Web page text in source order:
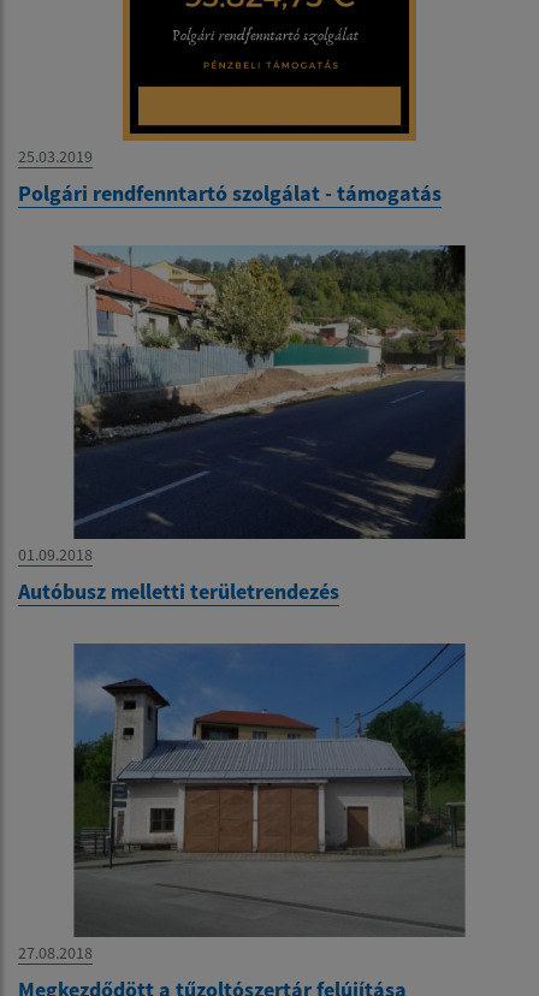
25.03.2019
Polgári rendfenntartó szolgálat - támogatás
01.09.2018
Autóbusz melletti területrendezés
27.08.2018
Megkezdődött a tűzoltószertár felújítása